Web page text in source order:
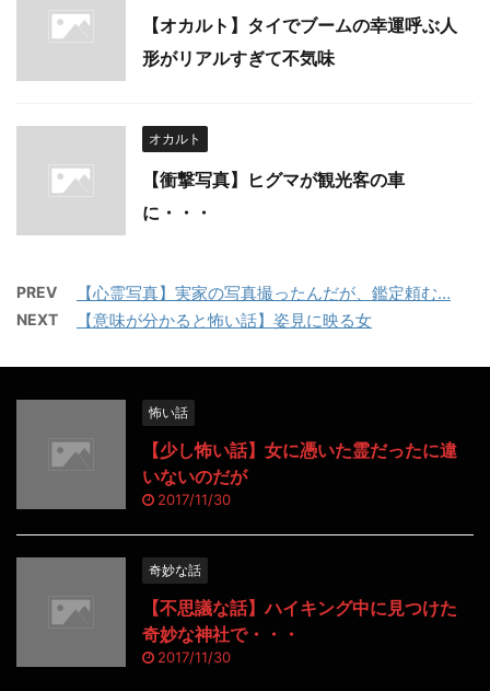
【オカルト】タイでブームの幸運呼ぶ人
形がリアルすぎて不気味
オカルト
【衝撃写真】ヒグマが観光客の車
に・・・
PREV 【心霊写真】実家の写真撮ったんだが、鑑定頼む…
NEXT 【意味が分かると怖い話】姿見に映る女
怖い話
【少し怖い話】女に憑いた霊だったに違
いないのだが
2017/11/30
奇妙な話
【不思議な話】ハイキング中に見つけた
奇妙な神社で・・・
2017/11/30